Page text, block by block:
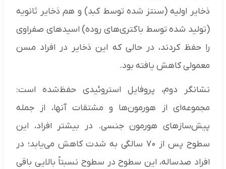
ذخایر اولیه (سنتز شده توسط کبد) و هم ذخایر ثانویه
(تولید شده توسط باکتری‌های روده) اسید‌های صفراوی
را حفظ کردند، در حالی که این ذخایر در افراد مسن
معمولی کاهش یافته بود.
نشانگر دوم، پروفایل استروئیدی حفظ‌شده است:
مجموعه‌ای از هورمون‌ها و مشتقات آنها، از جمله
پیش‌ساز‌های هورمون جنسی. در بیشتر افراد، این
سطوح پس از ۷۰ سالگی به شدت کاهش می‌یابد؛ در
افراد صدساله، این سطوح در سطوح نسبتاً بالایی باقی